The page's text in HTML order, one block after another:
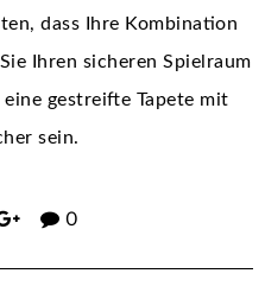
dass Ihre Kombination
Ihren sicheren Spielraum
gestreifte Tapete mit
sein.
0